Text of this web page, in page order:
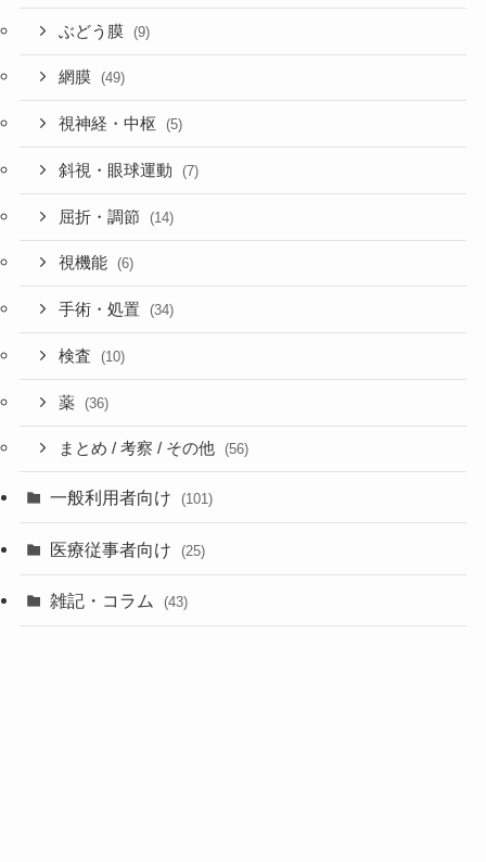
ぶどう膜 (9)
網膜 (49)
視神経・中枢 (5)
斜視・眼球運動 (7)
屈折・調節 (14)
視機能 (6)
手術・処置 (34)
検査 (10)
薬 (36)
まとめ / 考察 / その他 (56)
一般利用者向け (101)
医療従事者向け (25)
雑記・コラム (43)